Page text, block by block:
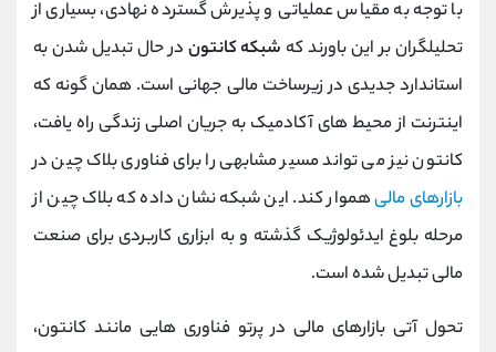
با توجه به مقیاس عملیاتی و پذیرش گسترده نهادی، بسیاری از
تحلیلگران بر این باورند که شبکه کانتون در حال تبدیل شدن به
استاندارد جدیدی در زیرساخت مالی جهانی است. همان گونه که
اینترنت از محیط ‌های آکادمیک به جریان اصلی زندگی راه یافت،
کانتون نیز می ‌تواند مسیر مشابهی را برای فناوری بلاک چین در
بازارهای مالیهموار کند. این شبکه نشان داده که بلاک چین از
مرحله بلوغ ایدئولوژیک گذشته و به ابزاری کاربردی برای صنعت
مالی تبدیل شده است.
تحول آتی بازارهای مالی در پرتو فناوری ‌هایی مانند کانتون،